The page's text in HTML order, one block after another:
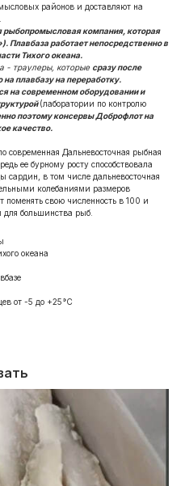
районов и доставляют на
рыбопромысловая компания, которая
Плавбаза работает непосредственно в
Тихого океана.
- траулеры, которые сразу после
плавбазу на переработку.
на современном оборудовании и
(лаборатории по контролю
поэтому консервы Доброфлот на
качество.
современная Дальневосточная рыбная
ее бурному росту способствовала
сардин, в том числе дальневосточная
колебаниями размеров
свою численность в 100 и
большинства рыб.
океана
от -5 до +25°С